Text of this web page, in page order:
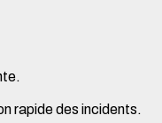
rapide des incidents.